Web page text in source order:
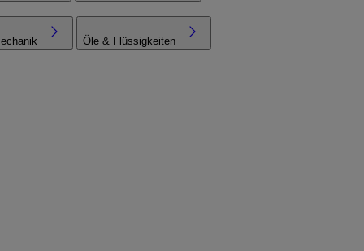
Öle & Flüssigkeiten